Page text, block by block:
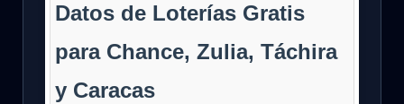
Datos de Loterías Gratis
para Chance, Zulia, Táchira
y Caracas